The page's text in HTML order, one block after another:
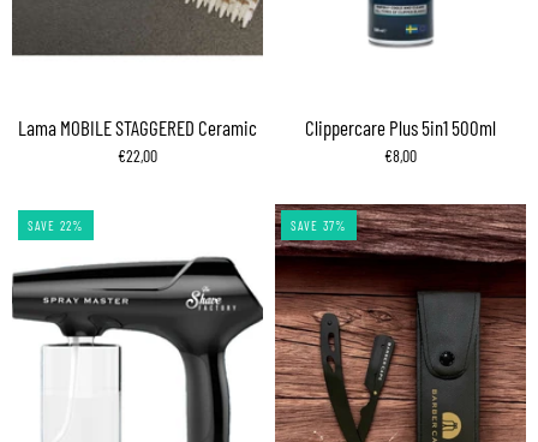
Lama MOBILE STAGGERED Ceramic
€22,00
Clippercare Plus 5in1 500ml
€8,00
SAVE 22% SAVE 37%